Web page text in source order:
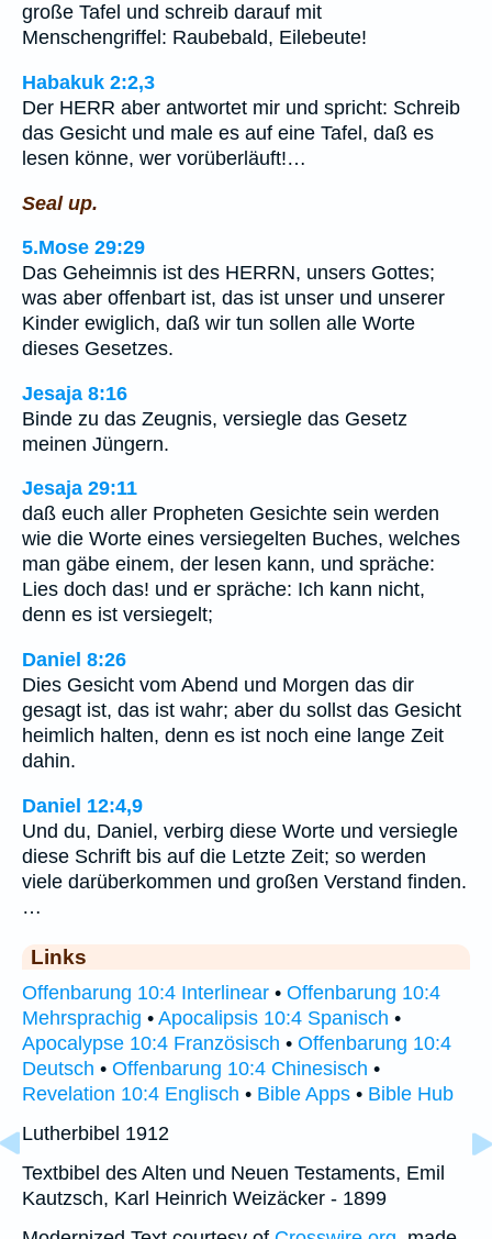
große Tafel und schreib darauf mit
Menschengriffel: Raubebald, Eilebeute!
Habakuk 2:2,3
Der HERR aber antwortet mir und spricht: Schreib
das Gesicht und male es auf eine Tafel, daß es
lesen könne, wer vorüberläuft!…
Seal up.
5.Mose 29:29
Das Geheimnis ist des HERRN, unsers Gottes;
was aber offenbart ist, das ist unser und unserer
Kinder ewiglich, daß wir tun sollen alle Worte
dieses Gesetzes.
Jesaja 8:16
Binde zu das Zeugnis, versiegle das Gesetz
meinen Jüngern.
Jesaja 29:11
daß euch aller Propheten Gesichte sein werden
wie die Worte eines versiegelten Buches, welches
man gäbe einem, der lesen kann, und spräche:
Lies doch das! und er spräche: Ich kann nicht,
denn es ist versiegelt;
Daniel 8:26
Dies Gesicht vom Abend und Morgen das dir
gesagt ist, das ist wahr; aber du sollst das Gesicht
heimlich halten, denn es ist noch eine lange Zeit
dahin.
Daniel 12:4,9
Und du, Daniel, verbirg diese Worte und versiegle
diese Schrift bis auf die Letzte Zeit; so werden
viele darüberkommen und großen Verstand finden.
…
Links
Offenbarung 10:4 Interlinear • Offenbarung 10:4
Mehrsprachig • Apocalipsis 10:4 Spanisch •
Apocalypse 10:4 Französisch • Offenbarung 10:4
Deutsch • Offenbarung 10:4 Chinesisch •
Revelation 10:4 Englisch • Bible Apps • Bible Hub
Lutherbibel 1912
Textbibel des Alten und Neuen Testaments, Emil
Kautzsch, Karl Heinrich Weizäcker - 1899